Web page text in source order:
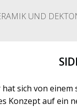
METALL UND
STOFFE UND LEDER
UND
hat sich von einem
Konzept auf